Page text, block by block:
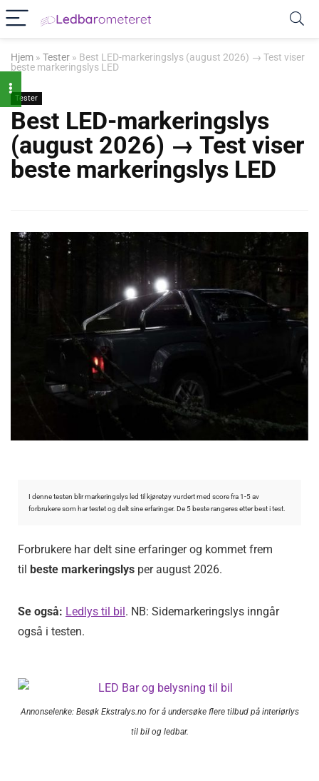
Hjem » Tester » Best LED-markeringslys (august 2026) → Test viser
beste markeringslys LED
Tester
Best LED-markeringslys
(august 2026) → Test viser
beste markeringslys LED
I denne testen blir markeringslys led til kjøretøy vurdert med score fra 1-5 av
forbrukere som har testet og delt sine erfaringer. De 5 beste rangeres etter best i test.
Forbrukere har delt sine erfaringer og kommet frem
til beste markeringslys per august 2026.
Se også: Ledlys til bil. NB: Sidemarkeringslys inngår
også i testen.
Annonselenke: Besøk Ekstralys.no for å undersøke flere tilbud på interiørlys
til bil og ledbar.